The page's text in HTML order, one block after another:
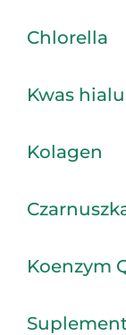
Chlorella
Kwas
Kolagen
Koenzym